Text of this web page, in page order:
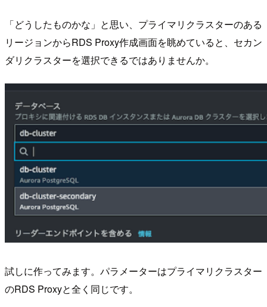
「どうしたものかな」と思い、プライマリクラスターのある
リージョンからRDS Proxy作成画面を眺めていると、セカン
ダリクラスターを選択できるではありませんか。
試しに作ってみます。パラメーターはプライマリクラスター
のRDS Proxyと全く同じです。